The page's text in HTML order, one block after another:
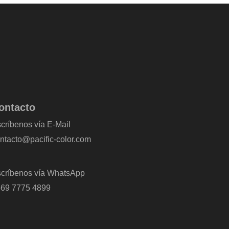
vía E-Mail
color.com
vía WhatsApp
7775 4899